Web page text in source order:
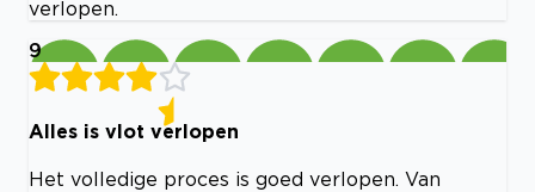
verlopen.
9
Alles is vlot verlopen
Het volledige proces is goed verlopen. Van